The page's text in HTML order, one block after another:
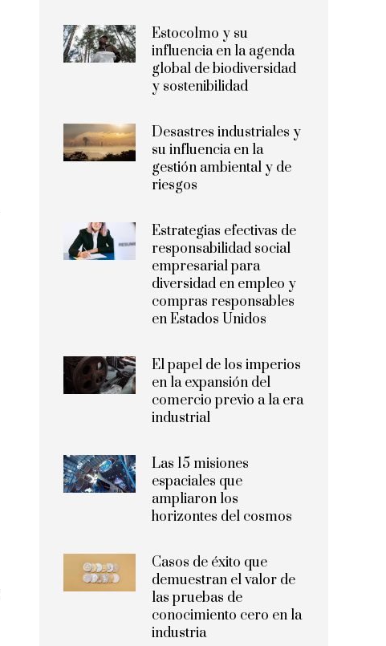
Estocolmo y su
influencia en la agenda
global de biodiversidad
y sostenibilidad
Desastres industriales y
su influencia en la
gestión ambiental y de
riesgos
Estrategias efectivas de
responsabilidad social
empresarial para
diversidad en empleo y
compras responsables
en Estados Unidos
El papel de los imperios
en la expansión del
comercio previo a la era
industrial
Las 15 misiones
espaciales que
ampliaron los
horizontes del cosmos
Casos de éxito que
demuestran el valor de
las pruebas de
conocimiento cero en la
industria